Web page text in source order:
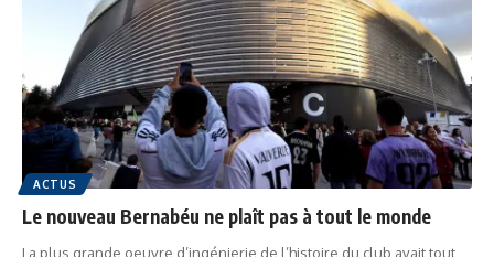
ACTUS
Le nouveau Bernabéu ne plaît pas à tout le monde
La plus grande oeuvre d’ingénierie de l’histoire du club avait tout